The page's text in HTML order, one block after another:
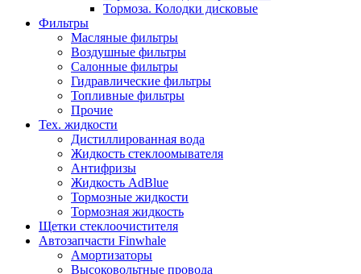
Тормоза. Колодки дисковые
Фильтры
Масляные фильтры
Воздушные фильтры
Салонные фильтры
Гидравлические фильтры
Топливные фильтры
Прочие
Тех. жидкости
Дистиллированная вода
Жидкость стеклоомывателя
Антифризы
Жидкость AdBlue
Тормозные жидкости
Тормозная жидкость
Щетки стеклоочистителя
Автозапчасти Finwhale
Амортизаторы
Высоковольтные провода